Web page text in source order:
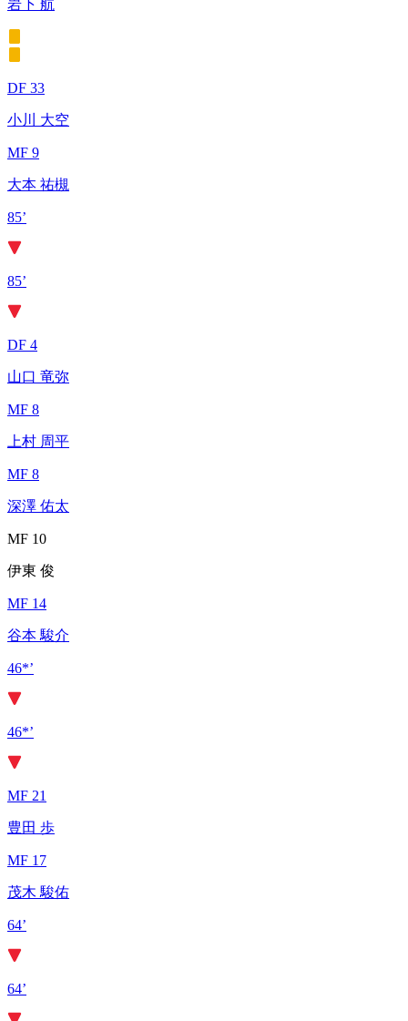
岩下 航
DF 33
小川 大空
MF 9
大本 祐槻
85’
85’
DF 4
山口 竜弥
MF 8
上村 周平
MF 8
深澤 佑太
MF 10
伊東 俊
MF 14
谷本 駿介
46*’
46*’
MF 21
豊田 歩
MF 17
茂木 駿佑
64’
64’